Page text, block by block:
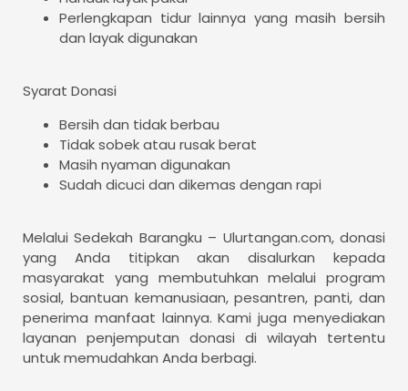
Perlengkapan tidur lainnya yang masih bersih
dan layak digunakan
Syarat Donasi
Bersih dan tidak berbau
Tidak sobek atau rusak berat
Masih nyaman digunakan
Sudah dicuci dan dikemas dengan rapi
Melalui Sedekah Barangku – Ulurtangan.com, donasi
yang Anda titipkan akan disalurkan kepada
masyarakat yang membutuhkan melalui program
sosial, bantuan kemanusiaan, pesantren, panti, dan
penerima manfaat lainnya. Kami juga menyediakan
layanan penjemputan donasi di wilayah tertentu
untuk memudahkan Anda berbagi.